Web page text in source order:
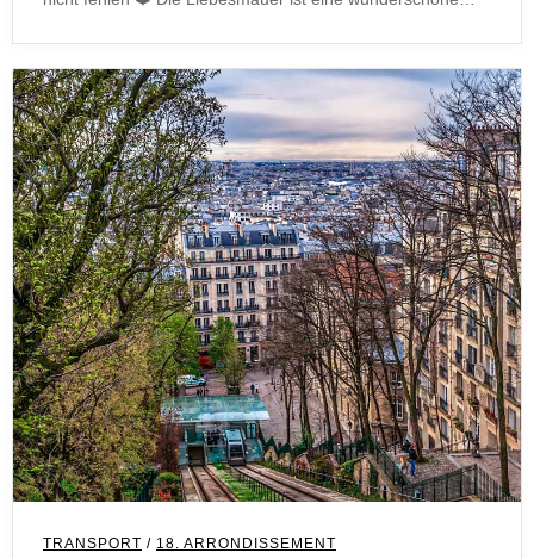
TRANSPORT / 18. ARRONDISSEMENT